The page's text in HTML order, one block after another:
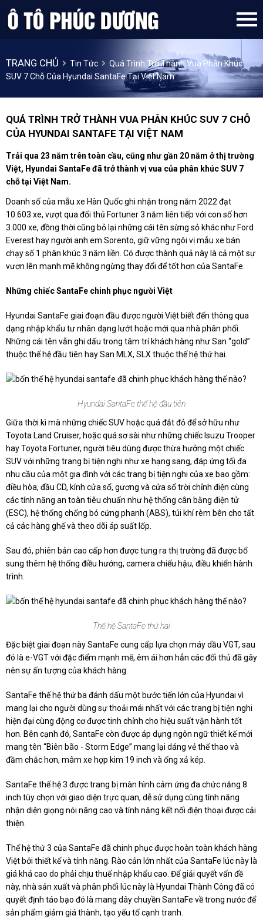
TRANG CHỦ Tin Tức
Quá Trình Trở Thành Vua Phân Khúc
SUV 7 Chỗ Của Hyundai SantaFe Tại Việt Nam
QUÁ TRÌNH TRỞ THÀNH VUA PHÂN KHÚC SUV 7 CHỖ
CỦA HYUNDAI SANTAFE TẠI VIỆT NAM
Trải qua 23 năm trên toàn cầu, cũng như gần 20 năm ở thị trường
Việt, Hyundai SantaFe đã trở thành vị vua của phân khúc SUV 7
chỗ tại Việt Nam.
Doanh số của mẫu xe Hàn Quốc ghi nhận trong năm 2022 đạt
10.603 xe, vượt qua đối thủ Fortuner 3 năm liên tiếp với con số hơn
3.000 xe, đồng thời cũng bỏ lại những cái tên sừng sỏ khác như Ford
Everest hay người anh em Sorento, giữ vững ngôi vị mẫu xe bán
chạy số 1 phân khúc 3 năm liền. Có được thành quả này là cả một sự
vươn lên mạnh mẽ không ngừng thay đổi để tốt hơn của SantaFe.
Những chiếc SantaFe chinh phục người Việt
Hyundai SantaFe giai đoạn đầu được người Việt biết đến thông qua
dạng nhập khẩu tư nhân dạng lướt hoặc mới qua nhà phân phối.
Những cái tên vẫn ghi dấu trong tâm trí khách hàng như San “gold”
thuộc thế hệ đầu tiên hay San MLX, SLX thuộc thế hệ thứ hai.
Hyundai SantaFe thế hệ đầu tiên
Giữa thời kì mà những chiếc SUV hoặc quá đắt đỏ để sở hữu như
Toyota Land Cruiser, hoặc quá sơ sài như những chiếc Isuzu Trooper
hay Toyota Fortuner, người tiêu dùng được thừa hưởng một chiếc
SUV với những trang bị tiện nghi như xe hạng sang, đáp ứng tối đa
nhu cầu của một gia đình với các trang bị tiện nghi của xe bao gồm:
điều hòa, đầu CD, kính cửa sổ, gương và cửa sổ trời chỉnh điện cùng
các tính năng an toàn tiêu chuẩn như hệ thống cân bằng điện tử
(ESC), hệ thống chống bó cứng phanh (ABS), túi khí rèm bên cho tất
cả các hàng ghế và theo dõi áp suất lốp.
Sau đó, phiên bản cao cấp hơn được tung ra thị trường đã được bổ
sung thêm hệ thống điều hướng, camera chiếu hậu, điều khiển hành
trình.
Thế hệ SantaFe thứ hai
Đặc biệt giai đoạn này SantaFe cung cấp lựa chọn máy dầu VGT, sau
đó là e-VGT với đặc điểm mạnh mẽ, êm ái hơn hẳn các đối thủ đã gây
nên sự ấn tượng của khách hàng.
SantaFe thế hệ thứ ba đánh dấu một bước tiến lớn của Hyundai vì
mang lại cho người dùng sự thoải mái nhất với các trang bị tiện nghi
hiện đại cùng động cơ được tinh chỉnh cho hiệu suất vận hành tốt
hơn. Bên cạnh đó, SantaFe còn được áp dụng ngôn ngữ thiết kế mới
mang tên “Biên bão - Storm Edge” mang lại dáng vẻ thể thao và
đầm chắc hơn, mâm xe hợp kim 19 inch và ống xả kép.
SantaFe thế hệ 3 được trang bị màn hình cảm ứng đa chức năng 8
inch tùy chọn với giao diện trực quan, dễ sử dụng cùng tính năng
nhận diện giọng nói nâng cao và tính năng kết nối điện thoại được cải
thiện.
Thế hệ thứ 3 của SantaFe đã chinh phục được hoàn toàn khách hàng
Việt bởi thiết kế và tính năng. Rào cản lớn nhất của SantaFe lúc này là
giá khá cao do phải chịu thuế nhập khẩu cao. Để giải quyết vấn đề
này, nhà sản xuất và phân phối lúc này là Hyundai Thành Công đã có
quyết định táo bạo đó là mang dây chuyền SantaFe về trong nước để
sản phẩm giảm giá thành, tạo yếu tố cạnh tranh.